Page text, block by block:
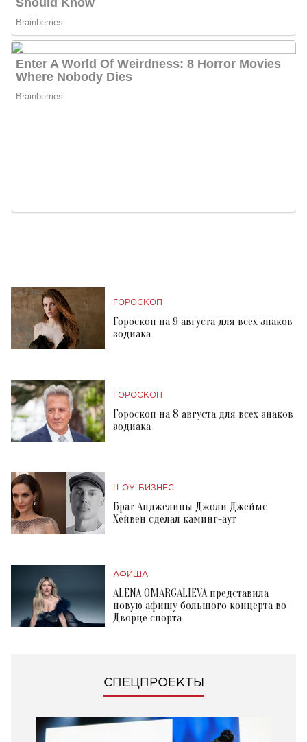
ГОРОСКОП
Гороскоп на 9 августа для всех знаков
зодиака
ГОРОСКОП
Гороскоп на 8 августа для всех знаков
зодиака
ШОУ-БИЗНЕС
Брат Анджелины Джоли Джеймс
Хейвен сделал каминг-аут
АФИША
ALENA OMARGALIEVA представила
новую афишу большого концерта во
Дворце спорта
СПЕЦПРОЕКТЫ